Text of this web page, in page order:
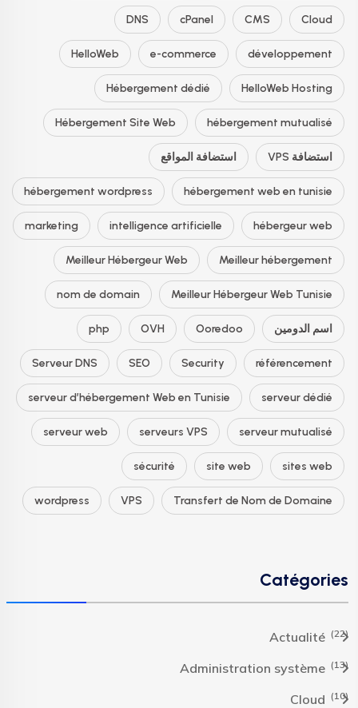
Cloud
CMS
cPanel
DNS
développement
e-commerce
HelloWeb
HelloWeb Hosting
Hébergement dédié
hébergement mutualisé
Hébergement Site Web
استضافة VPS استضافة المواقع
hébergement web en tunisie
hébergement wordpress
hébergeur web
intelligence artificielle
marketing
Meilleur hébergement
Meilleur Hébergeur Web
Meilleur Hébergeur Web Tunisie
nom de domain
اسم الدومين Ooredoo
OVH
php
référencement
Security
SEO
Serveur DNS
serveur dédié
serveur d’hébergement Web en Tunisie
serveur mutualisé
serveurs VPS
serveur web
sites web
site web
sécurité
Transfert de Nom de Domaine
VPS
wordpress
Catégories
Actualité (22)
Administration système (13)
Cloud (10)